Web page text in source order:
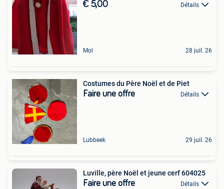
€ 5,00 Détails
Mol 28 juil. 26
Costumes du Père Noël et de Piet
Faire une offre Détails
Lubbeek 29 juil. 26
Luville, père Noël et jeune cerf 604025
Faire une offre Détails